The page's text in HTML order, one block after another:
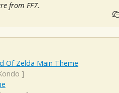
from FF7.
Of Zelda Main Theme
]